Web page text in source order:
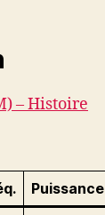
– Histoire
Puissance